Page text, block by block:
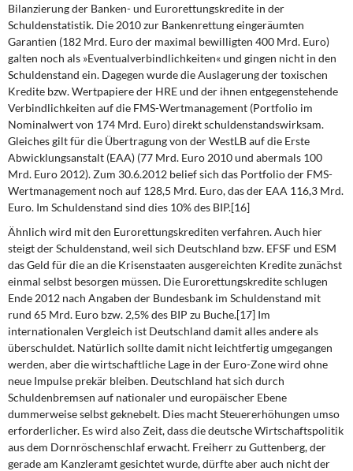
Bilanzierung der Banken- und Eurorettungskredite in der
Schuldenstatistik. Die 2010 zur Bankenrettung eingeräumten
Garantien (182 Mrd. Euro der maximal bewilligten 400 Mrd. Euro)
galten noch als »Eventualverbindlichkeiten« und gingen nicht in den
Schuldenstand ein. Dagegen wurde die Auslagerung der toxischen
Kredite bzw. Wertpapiere der HRE und der ihnen entgegenstehende
Verbindlichkeiten auf die FMS-Wertmanagement (Portfolio im
Nominalwert von 174 Mrd. Euro) direkt schuldenstandswirksam.
Gleiches gilt für die Übertragung von der WestLB auf die Erste
Abwicklungsanstalt (EAA) (77 Mrd. Euro 2010 und abermals 100
Mrd. Euro 2012). Zum 30.6.2012 belief sich das Portfolio der FMS-
Wertmanagement noch auf 128,5 Mrd. Euro, das der EAA 116,3 Mrd.
Euro. Im Schuldenstand sind dies 10% des BIP.[16]
Ähnlich wird mit den Eurorettungskrediten verfahren. Auch hier
steigt der Schuldenstand, weil sich Deutschland bzw. EFSF und ESM
das Geld für die an die Krisenstaaten ausgereichten Kredite zunächst
einmal selbst besorgen müssen. Die Eurorettungskredite schlugen
Ende 2012 nach Angaben der Bundesbank im Schuldenstand mit
rund 65 Mrd. Euro bzw. 2,5% des BIP zu Buche.[17] Im
internationalen Vergleich ist Deutschland damit alles andere als
überschuldet. Natürlich sollte damit nicht leichtfertig umgegangen
werden, aber die wirtschaftliche Lage in der Euro-Zone wird ohne
neue Impulse prekär bleiben. Deutschland hat sich durch
Schuldenbremsen auf nationaler und europäischer Ebene
dummerweise selbst geknebelt. Dies macht Steuererhöhungen umso
erforderlicher. Es wird also Zeit, dass die deutsche Wirtschaftspolitik
aus dem Dornröschenschlaf erwacht. Freiherr zu Guttenberg, der
gerade am Kanzleramt gesichtet wurde, dürfte aber auch nicht der